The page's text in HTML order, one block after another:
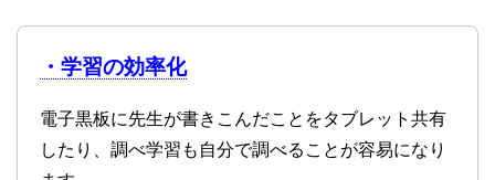
・学習の効率化
電子黒板に先生が書きこんだことをタブレット共有
したり、調べ学習も自分で調べることが容易になり